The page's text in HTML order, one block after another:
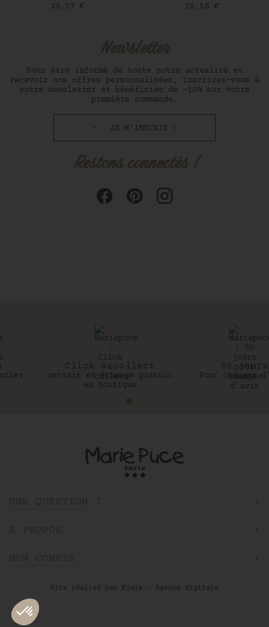
Prix
29,17 €
Prix
16,58 €
Pour être informé de toute notre actualité et
recevoir nos offres personnalisées, inscrivez-vous à
notre newsletter et bénéficiez de -10% sur votre
première commande.
JE M'INSCRIS !
Click & collect
retrait et échange gratuit
en boutique
30 jours
Pour changer d’avis
Site réalisé par Kiwik - Agence digitale